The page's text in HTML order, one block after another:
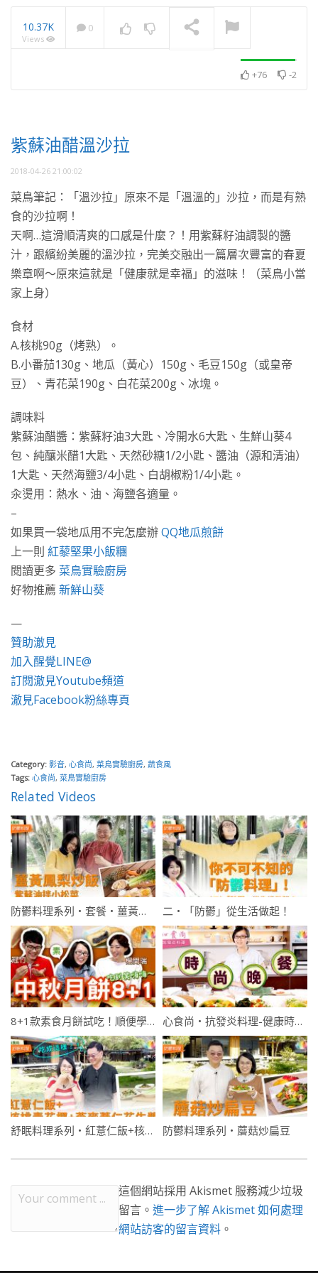
2025・11月・澈見全球訊
10.37K
Views
0
+76 -2
紫蘇油醋溫沙拉
2018-04-26 21:00:02
菜鳥筆記：「溫沙拉」原來不是「溫溫的」沙拉，而是有熟
食的沙拉啊！
天啊…這滑順清爽的口感是什麼？！用紫蘇籽油調製的醬
汁，跟繽紛美麗的溫沙拉，完美交融出一篇層次豐富的春夏
樂章啊～原來這就是「健康就是幸福」的滋味！（菜鳥小當
家上身）
食材
A.核桃90g（烤熟）。
B.小番茄130g、地瓜（黃心）150g、毛豆150g（或皇帝
豆）、青花菜190g、白花菜200g、冰塊。
調味料
紫蘇油醋醬：紫蘇籽油3大匙、冷開水6大匙、生鮮山葵4
包、純釀米醋1大匙、天然砂糖1/2小匙、醬油（源和清油）
1大匙、天然海鹽3/4小匙、白胡椒粉1/4小匙。
汆燙用：熱水、油、海鹽各適量。
–
如果買一袋地瓜用不完怎麼辦QQ地瓜煎餅
上一則 紅藜堅果小飯糰
閱讀更多 菜鳥實驗廚房
好物推薦 新鮮山葵
—
贊助澈見
加入醒覺LINE@
訂閱澈見Youtube頻道
澈見Facebook粉絲專頁
Category: 影音, 心食尚, 菜鳥實驗廚房, 蔬食風
Tags: 心食尚, 菜鳥實驗廚房
Related Videos
防鬱料理系列・套餐・薑黃鳳梨炒飯+紫蘇油拌小松菜 二・「防鬱」從生活做起！
8+1款素食月餅試吃！順便學會輕鬆看懂“成分標示”，好實用～菜鳥開箱-心食尚 心食尚・抗發炎料理-健康時尚晚餐-人體必需的六大營養素
舒眠料理系列・紅薏仁飯+核桃青花椰+燕麥薏仁花生漿 防鬱料理系列・蘑菇炒扁豆
這個網站採用 Akismet 服務減少垃圾
留言。 進一步了解 Akismet 如何處理
網站訪客的留言資料 。